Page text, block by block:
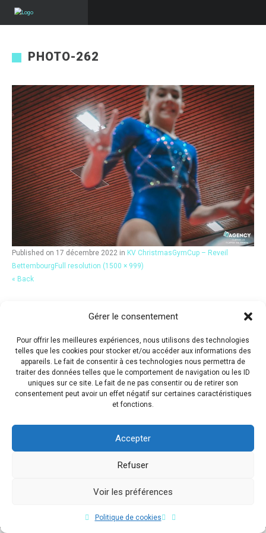
Gérer le consentement
Pour offrir les meilleures expériences, nous utilisons des technologies
telles que les cookies pour stocker et/ou accéder aux informations des
appareils. Le fait de consentir à ces technologies nous permettra de
traiter des données telles que le comportement de navigation ou les ID
uniques sur ce site. Le fait de ne pas consentir ou de retirer son
consentement peut avoir un effet négatif sur certaines caractéristiques
et fonctions.
Accepter
Refuser
Voir les préférences
Politique de cookies
PHOTO-262
Published on 17 décembre 2022 in KV ChristmasGymCup – Reveil
Bettembourg Full resolution (1500 × 999)
« Back
Copyright © 2017 Flavio Da Costa. All Rights Reserved.